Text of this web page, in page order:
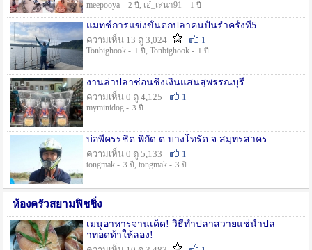
meepooya - 2 ปี , เอ๋_เสนา91 - 1 ปี
แมทช์การแข่งขั้นตกปลาคนปั้นรำครั้งที่5
ความเห็น 13 ดู 3,024
1
Tonbighook - 1 ปี , Tonbighook - 1 ปี
งานล่าปลาช่อนชิงเงินแสนสุพรรณบุรี
ความเห็น 0 ดู 4,125
1
myminidog - 3 ปี
บ่อพี่ครรชิต พิกัด ต.บางโทรัด จ.สมุทรสาคร
ความเห็น 0 ดู 5,133
1
tongmak - 3 ปี , tongmak - 3 ปี
ห้องครัวสยามฟิชชิ่ง
เมนูอาหารจานเด็ด! วิธีทำปลาสวายแช่น้ำปล
าทอดท้าให้ลอง!